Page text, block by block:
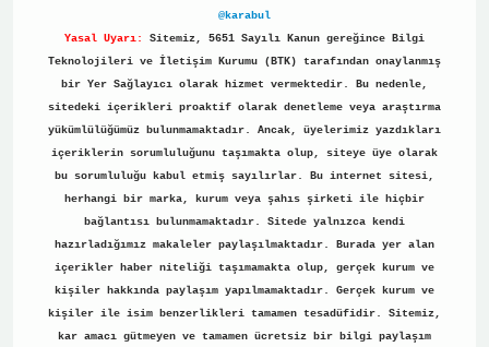
@karabul
Yasal Uyarı:
Sitemiz, 5651 Sayılı Kanun gereğince Bilgi
Teknolojileri ve İletişim Kurumu (BTK) tarafından onaylanmış
bir Yer Sağlayıcı olarak hizmet vermektedir. Bu nedenle,
sitedeki içerikleri proaktif olarak denetleme veya araştırma
yükümlülüğümüz bulunmamaktadır. Ancak, üyelerimiz yazdıkları
içeriklerin sorumluluğunu taşımakta olup, siteye üye olarak
bu sorumluluğu kabul etmiş sayılırlar. Bu internet sitesi,
herhangi bir marka, kurum veya şahıs şirketi ile hiçbir
bağlantısı bulunmamaktadır. Sitede yalnızca kendi
hazırladığımız makaleler paylaşılmaktadır. Burada yer alan
içerikler haber niteliği taşımamakta olup, gerçek kurum ve
kişiler hakkında paylaşım yapılmamaktadır. Gerçek kurum ve
kişiler ile isim benzerlikleri tamamen tesadüfidir. Sitemiz,
kar amacı gütmeyen ve tamamen ücretsiz bir bilgi paylaşım